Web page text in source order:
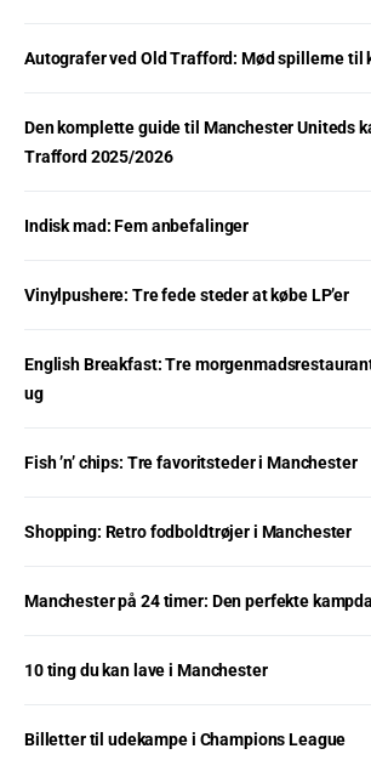
Autografer ved Old Trafford: Mød spillerne til
Den komplette guide til Manchester Uniteds
Trafford 2025/2026
Indisk mad: Fem anbefalinger
Vinylpushere: Tre fede steder at købe LP’er
English Breakfast: Tre
ug
Fish ’n’ chips: Tre favoritsteder i Manchester
Shopping: Retro fodboldtrøjer i Manchester
Manchester på 24 timer: Den perfekte
10 ting du kan lave i Manchester
Billetter til udekampe i Champions League